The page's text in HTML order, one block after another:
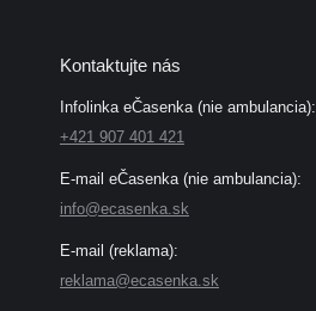
Kontaktujte nás
Infolinka eČasenka (nie ambulancia):
+421 907 401 421
E-mail eČasenka (nie ambulancia):
info@ecasenka.sk
E-mail (reklama):
reklama@ecasenka.sk